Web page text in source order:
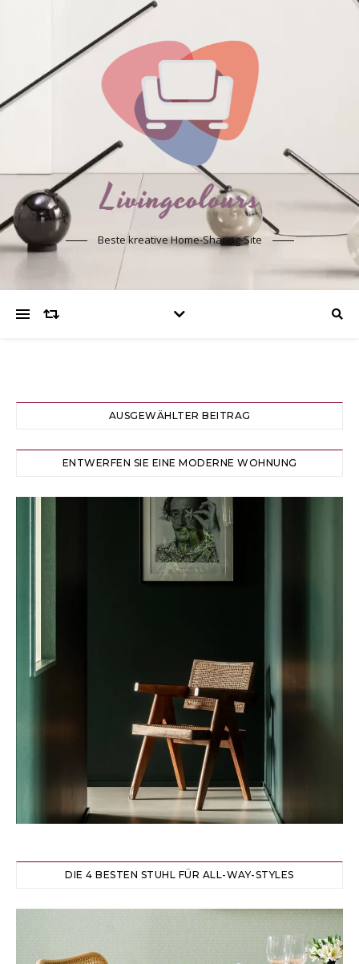
Beste kreative Home-Sharing-Site
AUSGEWÄHLTER BEITRAG
ENTWERFEN SIE EINE MODERNE WOHNUNG
DIE 4 BESTEN STUHL FÜR ALL-WAY-STYLES